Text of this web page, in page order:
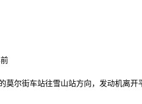
莫尔街车站往雪山站方向，发动机离